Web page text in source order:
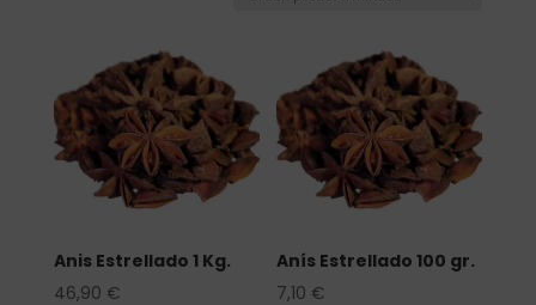
Anis Estrellado 1 Kg.
46,90 €
Anís Estrellado 100 gr.
7,10 €